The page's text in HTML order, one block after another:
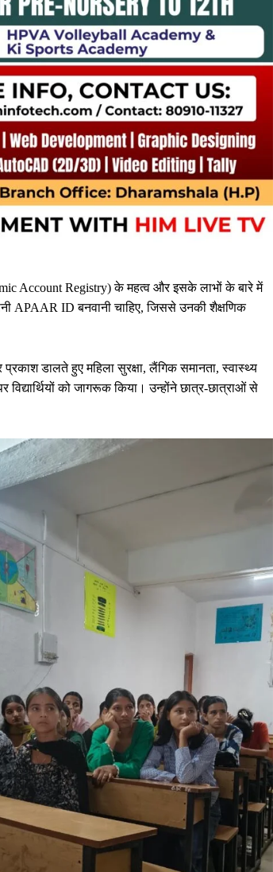
Account Registry) के महत्व और इसके लाभों के बारे में
APAAR ID बनवानी चाहिए, जिससे उनकी शैक्षणिक
डालते हुए महिला सुरक्षा, लैंगिक समानता, स्वास्थ्य
को जागरूक किया। उन्होंने छात्र-छात्राओं से